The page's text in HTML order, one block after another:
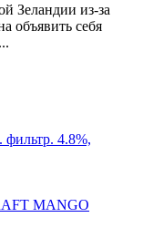
Зеландии из-за
объявить себя
фильтр. 4.8%,